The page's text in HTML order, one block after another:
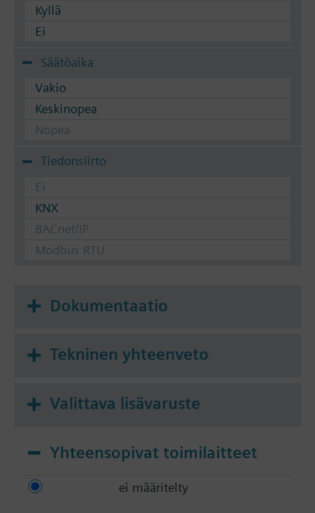
Kyllä
Ei
Säätöaika
Vakio
Keskinopea
Nopea
Tiedonsiirto
Ei
KNX
BACnet/IP
Modbus RTU
Dokumentaatio
Tekninen yhteenveto
Valittava lisävaruste
Yhteensopivat toimilaitteet
ei määritelty